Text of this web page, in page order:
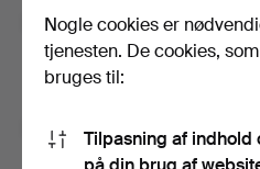
Tilmeld dig Auctionets
Her kan du blandt andet se
inspiration. Hvis du fortryder, kan
Jeg er over 18 år og
købsbetingelser
samt
Nogle cookies er
tjenesten. De cookies,
bruges til:
Tilpasning af indhold